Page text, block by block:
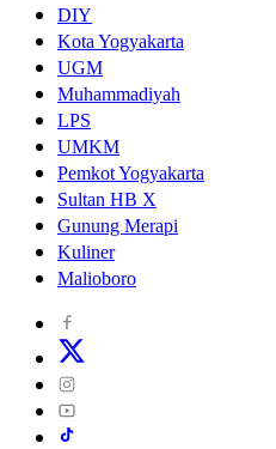
DIY
Kota Yogyakarta
UGM
Muhammadiyah
LPS
UMKM
Pemkot Yogyakarta
Sultan HB X
Gunung Merapi
Kuliner
Malioboro